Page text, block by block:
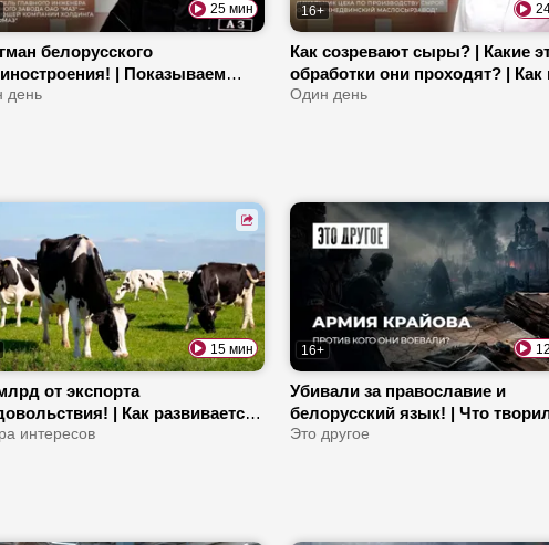
25 мин
белорусского
| Показываем
автобусов МАЗ | Как
день
16+
Как созревают сыры? | Какие
обработки они проходят? | Как
проверяют в лаборатории?
Один день
15 мин
от экспорта
| Как развивается
рынок в Беларуси? |
интересов
16+
Убивали за православие и
белорусский язык! | Что
Армия Крайова в Беларуси? |
Это другое